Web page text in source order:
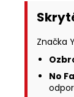
Značka
No